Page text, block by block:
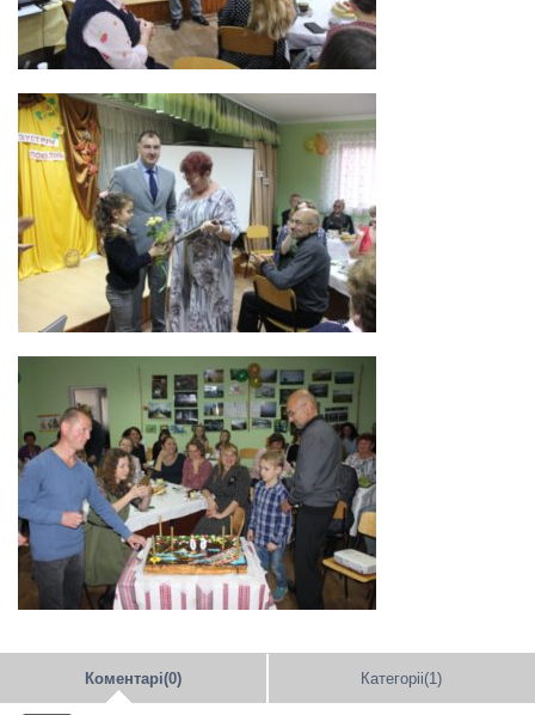
Коментарі(0) Категоріі(1)